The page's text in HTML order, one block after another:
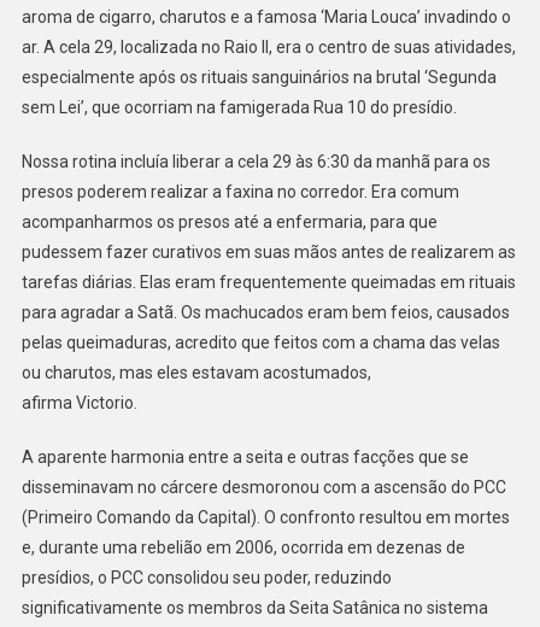
aroma de cigarro, charutos e a famosa ‘Maria Louca’ invadindo o
ar. A cela 29, localizada no Raio II, era o centro de suas atividades,
especialmente após os rituais sanguinários na brutal ‘Segunda
sem Lei’, que ocorriam na famigerada Rua 10 do presídio.
Nossa rotina incluía liberar a cela 29 às 6:30 da manhã para os
presos poderem realizar a faxina no corredor. Era comum
acompanharmos os presos até a enfermaria, para que
pudessem fazer curativos em suas mãos antes de realizarem as
tarefas diárias. Elas eram frequentemente queimadas em rituais
para agradar a Satã. Os machucados eram bem feios, causados
pelas queimaduras, acredito que feitos com a chama das velas
ou charutos, mas eles estavam acostumados,
afirma Victorio.
A aparente harmonia entre a seita e outras facções que se
disseminavam no cárcere desmoronou com a ascensão do PCC
(Primeiro Comando da Capital). O confronto resultou em mortes
e, durante uma rebelião em 2006, ocorrida em dezenas de
presídios, o PCC consolidou seu poder, reduzindo
significativamente os membros da Seita Satânica no sistema